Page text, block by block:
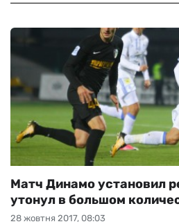
28 жовтня 2017, 08:03
Матч Динамо установил
утонул в большом